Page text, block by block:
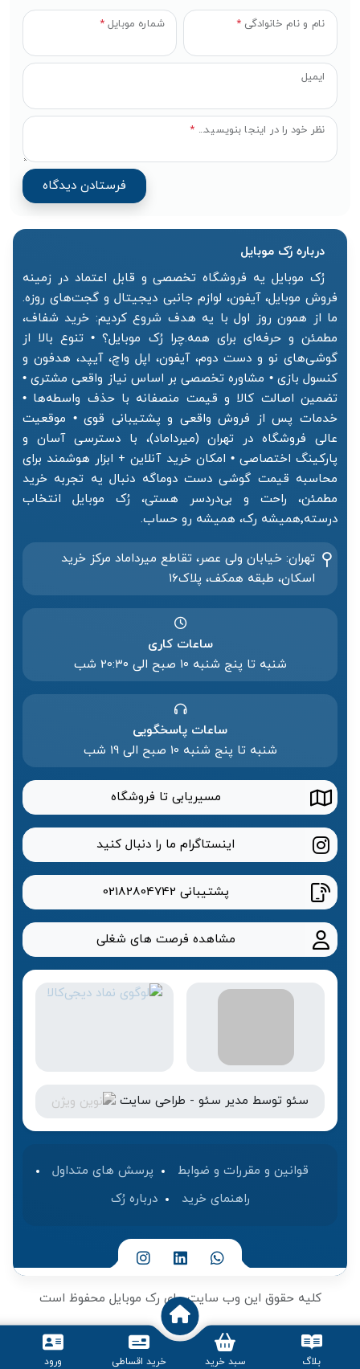
نظر خود را در اینجا بنویسید... *
نام و نام خانوادگی * شماره موبایل *
ایمیل
بلاگ سبد خرید خرید اقساطی ورود
درباره رُک‌ موبایل
رُک موبایل یه فروشگاه تخصصی و قابل اعتماد در زمینه
فروش موبایل، آیفون، لوازم جانبی دیجیتال و گجت‌های روزه.
ما از همون روز اول با یه هدف شروع کردیم: خرید شفاف،
مطمئن و حرفه‌ای برای همه.چرا رُک موبایل؟ • تنوع بالا از
گوشی‌های نو و دست دوم، آیفون، اپل واچ، آیپد، هدفون و
کنسول بازی • مشاوره تخصصی بر اساس نیاز واقعی مشتری •
تضمین اصالت کالا و قیمت منصفانه با حذف واسطه‌ها •
خدمات پس از فروش واقعی و پشتیبانی قوی • موقعیت
عالی فروشگاه در تهران (میرداماد)، با دسترسی آسان و
پارکینگ اختصاصی • امکان خرید آنلاین + ابزار هوشمند برای
محاسبه قیمت گوشی دست دوماگه دنبال یه تجربه خرید
مطمئن، راحت و بی‌دردسر هستی، رُک موبایل انتخاب
درسته٬همیشه رک، همیشه رو حساب.
تهران: خیابان ولی عصر، تقاطع میرداماد مرکز خرید‌
اسکان، طبقه همکف، پلاک۱۶
ساعات کاری
شنبه تا پنج شنبه ۱۰ صبح الی 20:۳۰ شب
ساعات پاسخگویی
شنبه تا پنج شنبه 10 صبح الی 19 شب
مسیریابی تا فروشگاه
اینستاگرام ما را دنبال کنید
پشتیبانی 02182804742
مشاهده فرصت های شغلی
سئو توسط مدیر سئو - طراحی سایت
قوانین و مقررات و ضوابط
پرسش های متداول
راهنمای خرید
درباره رُک‌
کلیه حقوق این وب سایت برای رک موبایل محفوظ است